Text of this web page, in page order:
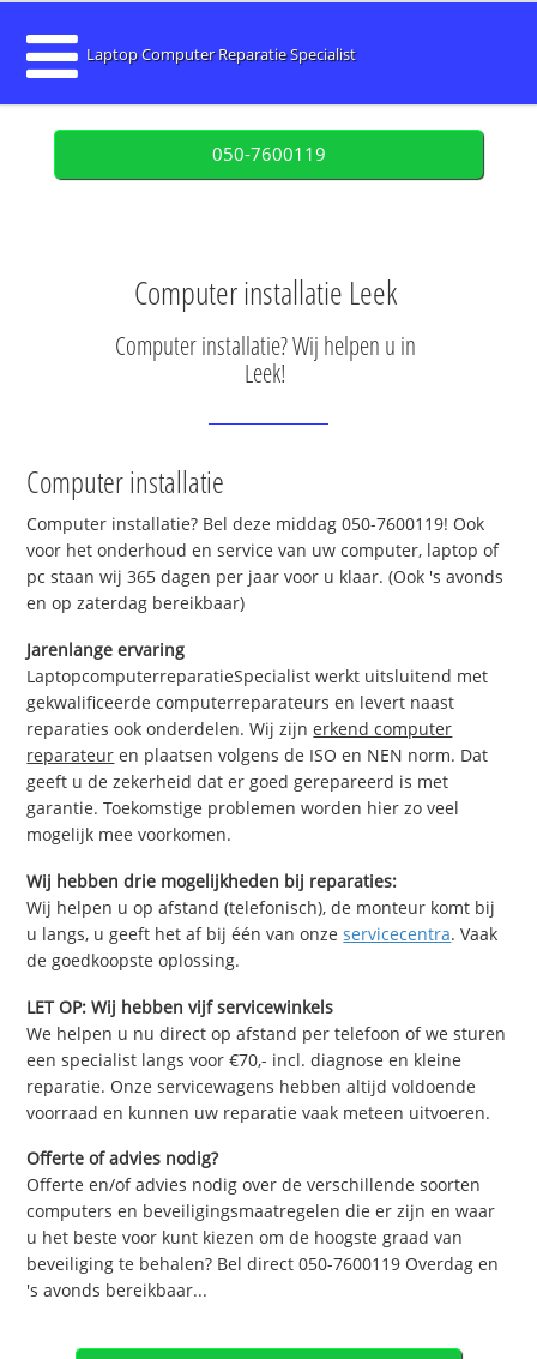
Laptop Computer Reparatie Specialist
050-7600119
Computer installatie Leek
Computer installatie? Wij helpen u in
Leek!
Computer installatie
Computer installatie? Bel deze middag 050-7600119! Ook
voor het onderhoud en service van uw computer, laptop of
pc staan wij 365 dagen per jaar voor u klaar. (Ook 's avonds
en op zaterdag bereikbaar)
Jarenlange ervaring
LaptopcomputerreparatieSpecialist werkt uitsluitend met
gekwalificeerde computerreparateurs en levert naast
reparaties ook onderdelen. Wij zijnerkend computer
reparateur en plaatsen volgens de ISO en NEN norm. Dat
geeft u de zekerheid dat er goed gerepareerd is met
garantie. Toekomstige problemen worden hier zo veel
mogelijk mee voorkomen.
Wij hebben drie mogelijkheden bij reparaties:
Wij helpen u op afstand (telefonisch), de monteur komt bij
u langs, u geeft het af bij één van onzeservicecentra. Vaak
de goedkoopste oplossing.
LET OP: Wij hebben vijf servicewinkels
We helpen u nu direct op afstand per telefoon of we sturen
een specialist langs voor €70,- incl. diagnose en kleine
reparatie. Onze servicewagens hebben altijd voldoende
voorraad en kunnen uw reparatie vaak meteen uitvoeren.
Offerte of advies nodig?
Offerte en/of advies nodig over de verschillende soorten
computers en beveiligingsmaatregelen die er zijn en waar
u het beste voor kunt kiezen om de hoogste graad van
beveiliging te behalen? Bel direct 050-7600119 Overdag en
's avonds bereikbaar...